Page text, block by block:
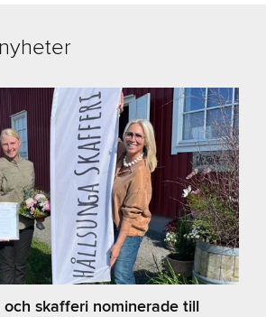
och skafferi nominerade till